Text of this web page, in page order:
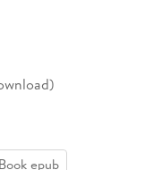
epub